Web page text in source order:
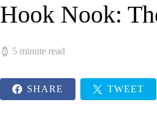
Hook Nook:
5 minute read
SHARE TWEET